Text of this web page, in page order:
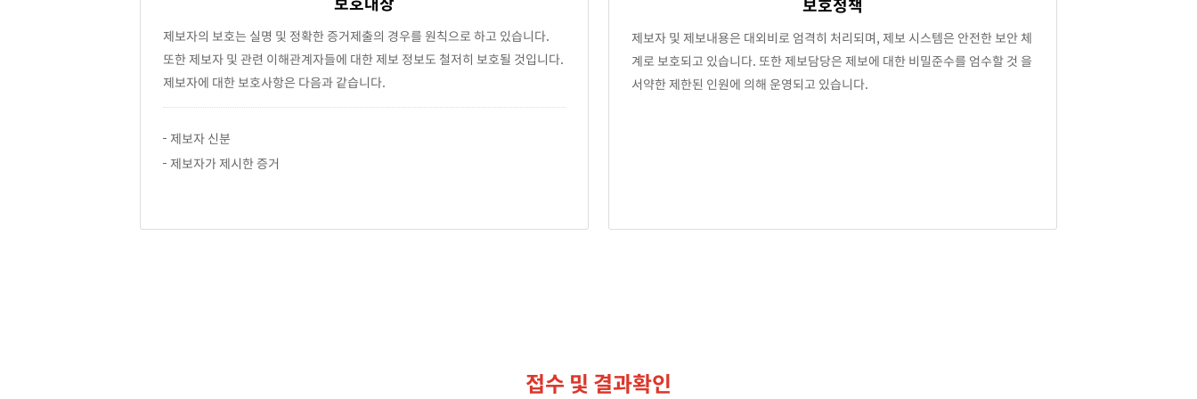
제보자의 보호는 실명 및 정확한 증거제출의 경우를 원칙으로 하고 있습니다.
또한 제보자 및 관련 이해관계자들에 대한 제보 정보도 철저히 보호될 것입니다.
제보자에 대한 보호사항은 다음과 같습니다.
제보자 신분
제보자가 제시한 증거
제보자 및 제보내용은 대외비로 엄격히 처리되며, 제보 시스템은 안전한 보안 체
계로 보호되고 있습니다. 또한 제보담당은 제보에 대한 비밀준수를 엄수할 것 을
서약한 제한된 인원에 의해 운영되고 있습니다.
접수 및 결과확인